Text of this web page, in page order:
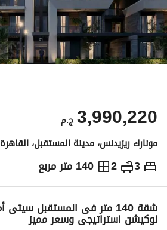
ج.م3,990,220
مونارك ريزيدنس، مدينة المستقبل، القاهرة
3
2 140 متر مربع ج.م3,990,220
الاماكن القريبة
لوكيشن استراتيجى وسعر مميز